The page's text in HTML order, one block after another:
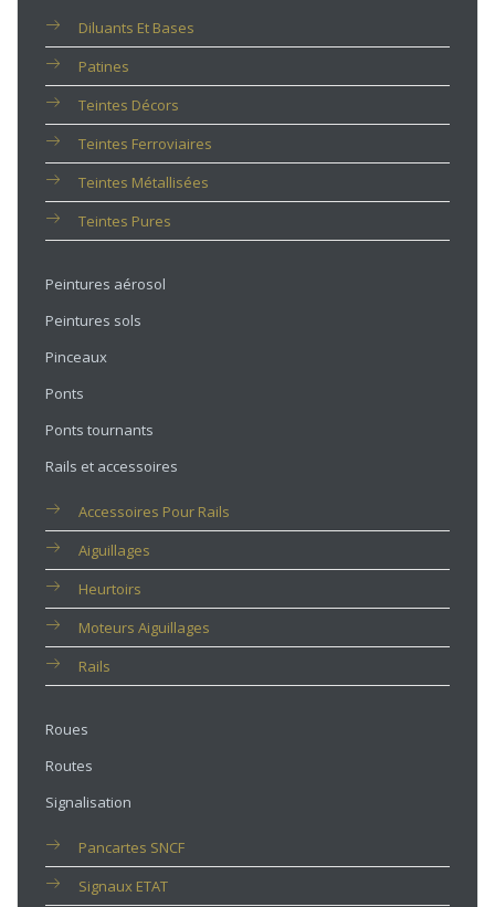
Diluants Et Bases
Patines
Teintes Décors
Teintes Ferroviaires
Teintes Métallisées
Teintes Pures
Peintures aérosol
Peintures sols
Pinceaux
Ponts
Ponts tournants
Rails et accessoires
Accessoires Pour Rails
Aiguillages
Heurtoirs
Moteurs Aiguillages
Rails
Roues
Routes
Signalisation
Pancartes SNCF
Signaux ETAT